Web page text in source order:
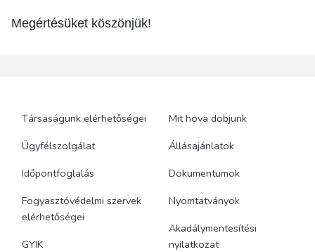
Megértésüket köszönjük!
Társaságunk elérhetőségei
Ügyfélszolgálat
Időpontfoglalás
Fogyasztóvédelmi szervek
elérhetőségei
GYIK
Mit hova dobjunk
Állásajánlatok
Dokumentumok
Nyomtatványok
Akadálymentesítési
nyilatkozat